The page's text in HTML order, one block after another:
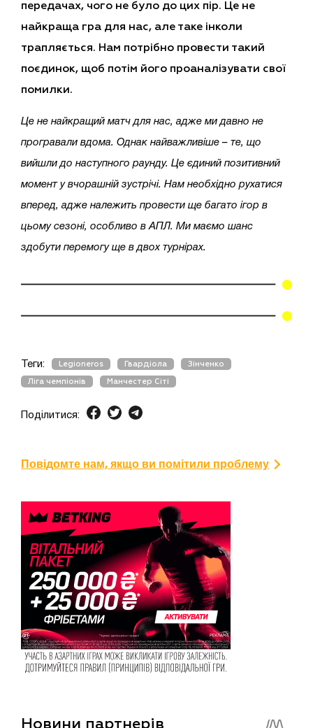
передачах, чого не було до цих пір. Це не
найкраща гра для нас, але таке інколи
трапляється. Нам потрібно провести такий
поєдинок, щоб потім його проаналізувати свої
помилки.
Це не найкращий матч для нас, адже ми давно не
програвали вдома. Однак найважливіше – те, що
вийшли до наступного раунду. Це єдиний позитивний
момент у вчорашній зустрічі. Нам необхідно рухатися
вперед, адже належить провести ще багато ігор в
цьому сезоні, особливо в АПЛ. Ми маємо шанс
здобути перемогу ще в двох турнірах.
Теги: Legioneros Гвардіола Зінченко
Ліга чемпіонів Манчестер Сіті
Поділитися:
Повідомте нам, якщо ви помітили проблему